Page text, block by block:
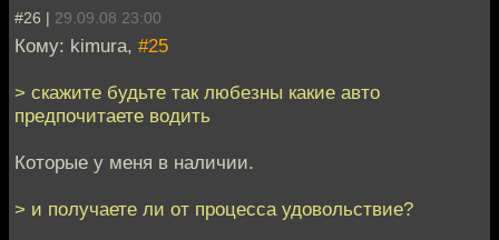
#26 | 29.09.08 23:00
Кому: kimura, #25
> скажите будьте так любезны какие авто
предпочитаете водить
Которые у меня в наличии.
> и получаете ли от процесса удовольствие?